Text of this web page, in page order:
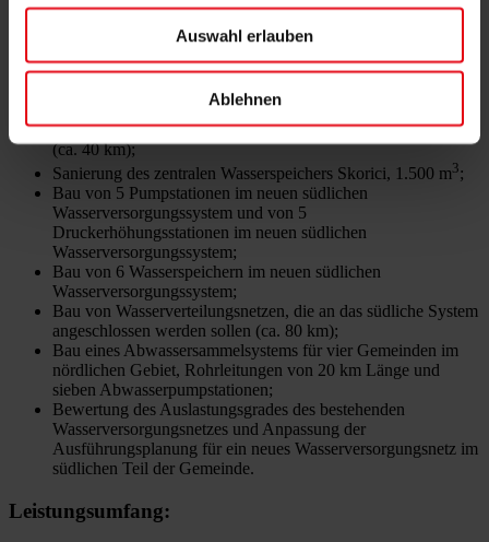
Auswahl erlauben
Ablehnen
durch eine Kofinanzierung der Stadtverwaltung von Gradačac
kofinanziert werden soll.
Bau von 2 Brunnen (Kapazität ca. 100 l/s), einer Leitwarte
sowie Beschaffung und Installation von Chlorungsanlagen;
Ersatz bestehender Asbestzement-Rohrleitungen und Rohre
mit unzureichendem Querschnitt im Stadtgebiet von Gradačac
(ca. 40 km);
Sanierung des zentralen Wasserspeichers Skorici, 1.500 m3;
Bau von 5 Pumpstationen im neuen südlichen
Wasserversorgungssystem und von 5
Druckerhöhungsstationen im neuen südlichen
Wasserversorgungssystem;
Bau von 6 Wasserspeichern im neuen südlichen
Wasserversorgungssystem;
Bau von Wasserverteilungsnetzen, die an das südliche System
angeschlossen werden sollen (ca. 80 km);
Bau eines Abwassersammelsystems für vier Gemeinden im
nördlichen Gebiet, Rohrleitungen von 20 km Länge und
sieben Abwasserpumpstationen;
Bewertung des Auslastungsgrades des bestehenden
Wasserversorgungsnetzes und Anpassung der
Ausführungsplanung für ein neues Wasserversorgungsnetz im
südlichen Teil der Gemeinde.
Leistungsumfang: